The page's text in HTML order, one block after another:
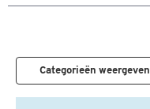
Categorieën weergeven